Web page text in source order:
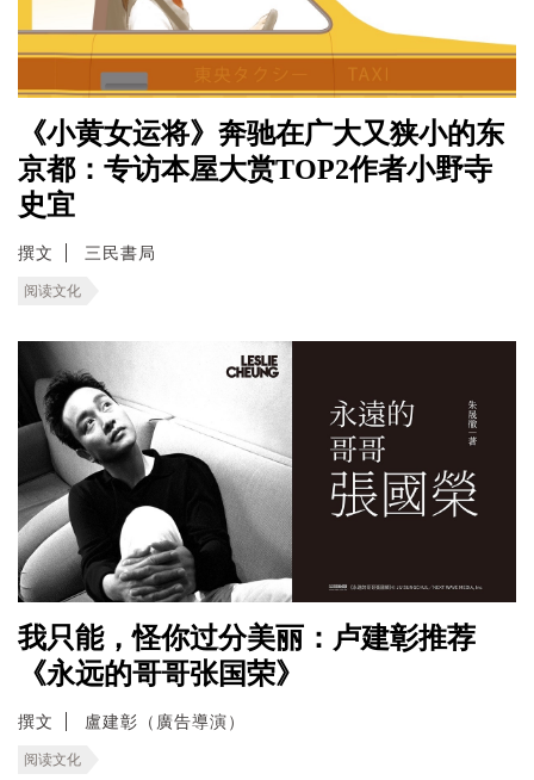
《小黄女运将》奔驰在广大又狭小的东
京都：专访本屋大赏TOP2作者小野寺
史宜
撰文 三民書局
阅读文化
我只能，怪你过分美丽：卢建彰推荐
《永远的哥哥张国荣》
撰文 盧建彰（廣告導演）
阅读文化